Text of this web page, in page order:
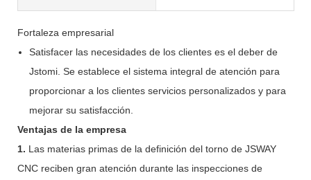
Fortaleza empresarial
Satisfacer las necesidades de los clientes es el deber de
Jstomi. Se establece el sistema integral de atención para
proporcionar a los clientes servicios personalizados y para
mejorar su satisfacción.
Ventajas de la empresa
1. Las materias primas de la definición del torno de JSWAY
CNC reciben gran atención durante las inspecciones de